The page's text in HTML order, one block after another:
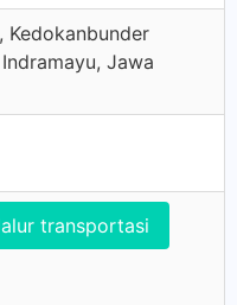
Kedokanbunder
Jawa
transportasi